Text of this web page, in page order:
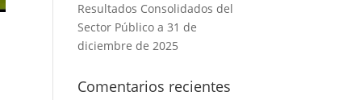
Resultados Consolidados del
Sector Público a 31 de
diciembre de 2025
Comentarios recientes